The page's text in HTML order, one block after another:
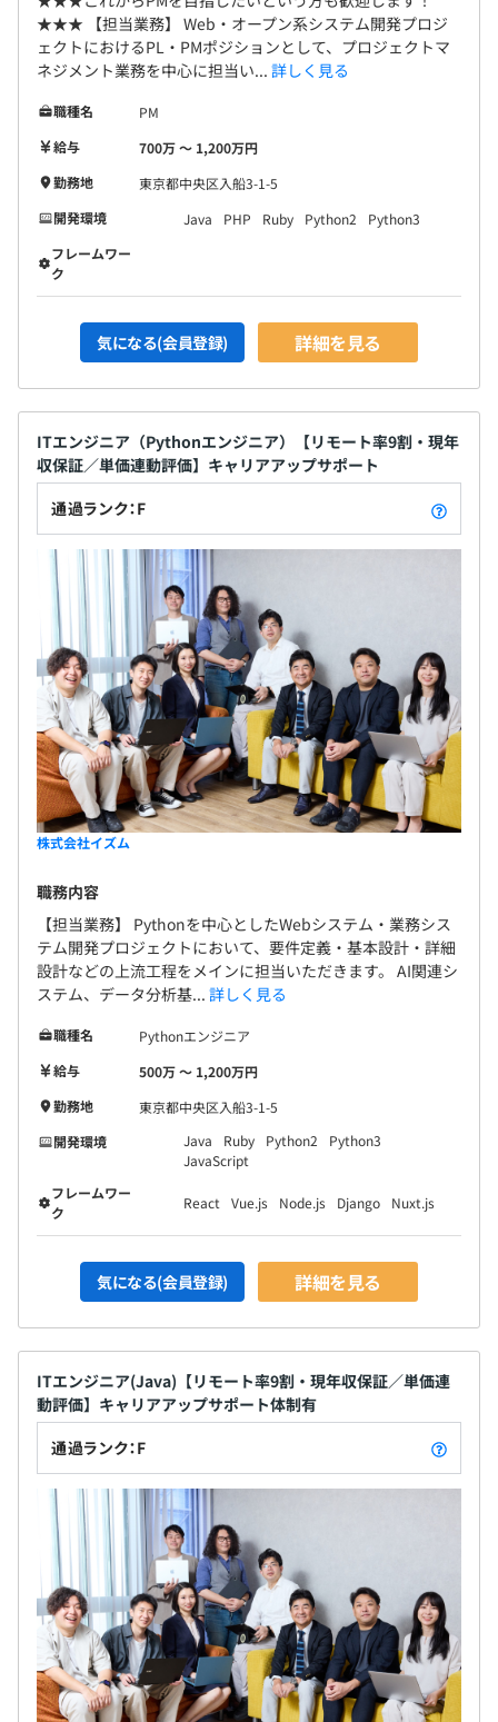
★★★ 【担当業務】 Web・オープン系システム開発プロジ
ェクトにおけるPL・PMポジションとして、プロジェクトマ
ネジメント業務を中心に担当い... 詳しく見る
職種名
PM
給与
700万 〜 1,200万円
勤務地
東京都中央区入船3-1-5
開発環境
Java PHP Ruby Python2
Python3
フレームワー
ク
気になる(会員登録) 詳細を見る
ITエンジニア（Pythonエンジニア）【リモート率9割・現年
収保証／単価連動評価】キャリアアップサポート
通過ランク：F
株式会社イズム
職務内容
【担当業務】 Pythonを中心としたWebシステム・業務シス
テム開発プロジェクトにおいて、要件定義・基本設計・詳細
設計などの上流工程をメインに担当いただきます。 AI関連シ
ステム、データ分析基... 詳しく見る
職種名
Pythonエンジニア
給与
500万 〜 1,200万円
勤務地
東京都中央区入船3-1-5
開発環境
Java Ruby Python2
Python3
JavaScript
フレームワー
ク
React Vue.js Node.js Django Nuxt.js
気になる(会員登録) 詳細を見る
ITエンジニア(Java)【リモート率9割・現年収保証／単価連
動評価】キャリアアップサポート体制有
通過ランク：F